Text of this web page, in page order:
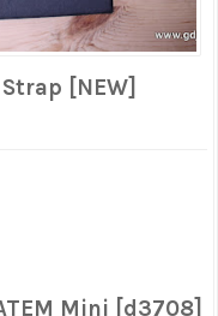
[NEW]
Mini [d3708]